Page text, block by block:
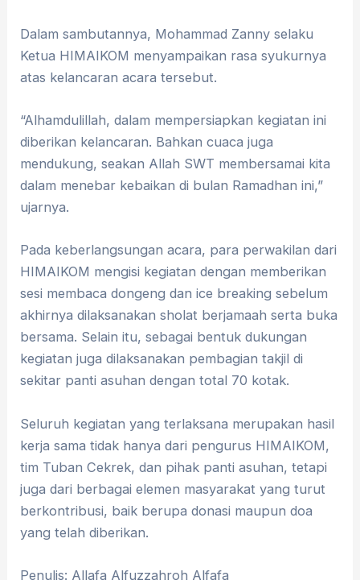
Dalam sambutannya, Mohammad Zanny selaku
Ketua HIMAIKOM menyampaikan rasa syukurnya
atas kelancaran acara tersebut.
“Alhamdulillah, dalam mempersiapkan kegiatan ini
diberikan kelancaran. Bahkan cuaca juga
mendukung, seakan Allah SWT membersamai kita
dalam menebar kebaikan di bulan Ramadhan ini,”
ujarnya.
Pada keberlangsungan acara, para perwakilan dari
HIMAIKOM mengisi kegiatan dengan memberikan
sesi membaca dongeng dan ice breaking sebelum
akhirnya dilaksanakan sholat berjamaah serta buka
bersama. Selain itu, sebagai bentuk dukungan
kegiatan juga dilaksanakan pembagian takjil di
sekitar panti asuhan dengan total 70 kotak.
Seluruh kegiatan yang terlaksana merupakan hasil
kerja sama tidak hanya dari pengurus HIMAIKOM,
tim Tuban Cekrek, dan pihak panti asuhan, tetapi
juga dari berbagai elemen masyarakat yang turut
berkontribusi, baik berupa donasi maupun doa
yang telah diberikan.
Penulis: Allafa Alfuzzahroh Alfafa